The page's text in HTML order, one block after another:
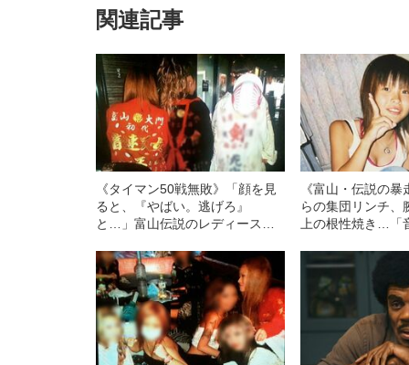
関連記事
《タイマン50戦無敗》「顔を見
ると、『やばい。逃げろ』
と…」富山伝説のレディース初
ー制圧と朝までのバイク暴走
《富山・伝説の
らの集団リンチ、
上の根性焼き…「
す、過酷すぎる10